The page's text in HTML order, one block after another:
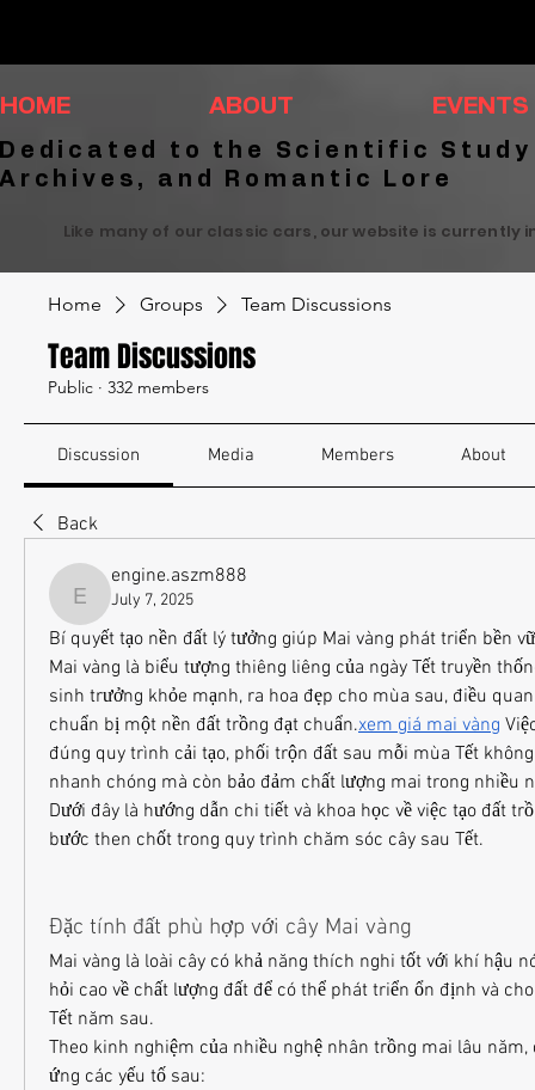
HOME ABOUT EVENTS
Dedicated to the Scientific
Archives, and Romantic Lore
Like many of our classic cars, our website is
Home Groups Team Discussions
Team Discussions
Public · 332 members
Discussion Media Members About
Back
engine.aszm888
engine.aszm888
July 7, 2025
Bí quyết tạo nền đất lý tưởng giúp Mai vàng phát triển bền
Mai vàng là biểu tượng thiêng liêng của ngày Tết truyền
sinh trưởng khỏe mạnh, ra hoa đẹp cho mùa sau, điều
chuẩn bị một nền đất trồng đạt chuẩn.xem giá mai vàng
đúng quy trình cải tạo, phối trộn đất sau mỗi mùa Tết
nhanh chóng mà còn bảo đảm chất lượng mai trong nhiều
Dưới đây là hướng dẫn chi tiết và khoa học về việc tạo đất
bước then chốt trong quy trình chăm sóc cây sau Tết.
Đặc tính đất phù hợp với cây Mai vàng
Mai vàng là loài cây có khả năng thích nghi tốt với khí hậu
hỏi cao về chất lượng đất để có thể phát triển ổn định và
Tết năm sau.
Theo kinh nghiệm của nhiều nghệ nhân trồng mai lâu
ứng các yếu tố sau: